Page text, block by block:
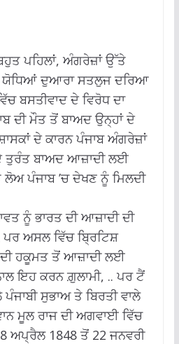
ਪਹਿਲਾਂ, ਅੰਗਰੇਜ਼ਾਂ ਉੱਤੇ
ਯੋਧਿਆਂ ਦੁਆਰਾ ਸਤਲੁਜ ਦਰਿਆ
ਬਸਤੀਵਾਦ ਦੇ ਵਿਰੋਧ ਦਾ
ਦੀ ਮੌਤ ਤੋਂ ਬਾਅਦ ਉਨ੍ਹਾਂ ਦੇ
ਦੇ ਕਾਰਨ ਪੰਜਾਬ ਅੰਗਰੇਜ਼ਾਂ
ਤੁਰੰਤ ਬਾਅਦ ਆਜ਼ਾਦੀ ਲਈ
ਪੰਜਾਬ ’ਚ ਦੇਖਣ ਨੂੰ ਮਿਲਦੀ
ਨੂੰ ਭਾਰਤ ਦੀ ਆਜ਼ਾਦੀ ਦੀ
ਅਸਲ ਵਿੱਚ ਬ੍ਰਿਟਿਸ਼
ਹਕੂਮਤ ਤੋਂ ਆਜ਼ਾਦੀ ਲਈ
ਇਹ ਕਰਨ ਗ਼ੁਲਾਮੀ, .. ਪਰ ਟੈਂ
ਪੰਜਾਬੀ ਸੁਭਾਅ ਤੇ ਬਿਰਤੀ ਵਾਲੇ
ਮੂਲ ਰਾਜ ਦੀ ਅਗਵਾਈ ਵਿੱਚ
ਅਪ੍ਰੈਲ 1848 ਤੋਂ 22 ਜਨਵਰੀ